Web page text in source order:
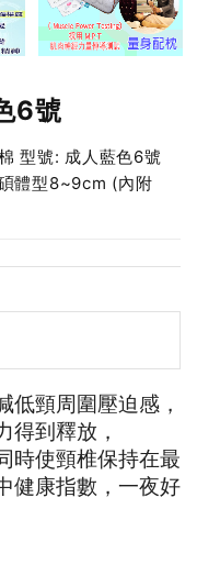
6號
型號: 成人藍色6號
體型8~9cm (內附
低頸周圍壓迫感，
得到釋放，
時使頸椎保持在最
健康指數，一夜好